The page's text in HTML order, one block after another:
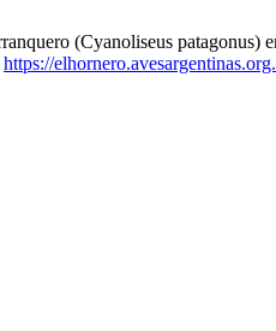
(Cyanoliseus
https://